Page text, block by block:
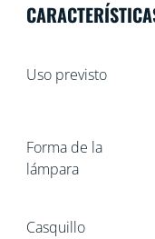
Uso previsto
Forma de la
lámpara
Casquillo